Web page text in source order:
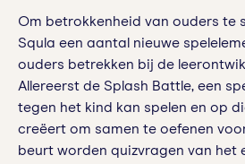
Om betrokkenheid van ouders te
Squla een aantal nieuwe
ouders betrekken bij de
Allereerst de Splash Battle, een
tegen het kind kan spelen en op
creëert om samen te oefenen
beurt worden quizvragen van het